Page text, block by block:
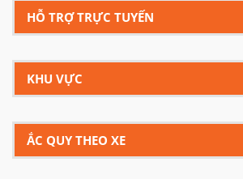
HỖ TRỢ TRỰC TUYẾN
KHU VỰC
ẮC QUY THEO XE